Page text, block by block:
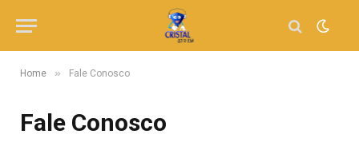
Home » Fale Conosco
Fale Conosco